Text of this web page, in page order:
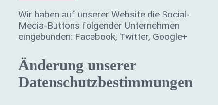
Wir haben auf unserer Website die Social-
Media-Buttons folgender Unternehmen
eingebunden: Facebook, Twitter, Google+
Änderung unserer
Datenschutzbestimmungen